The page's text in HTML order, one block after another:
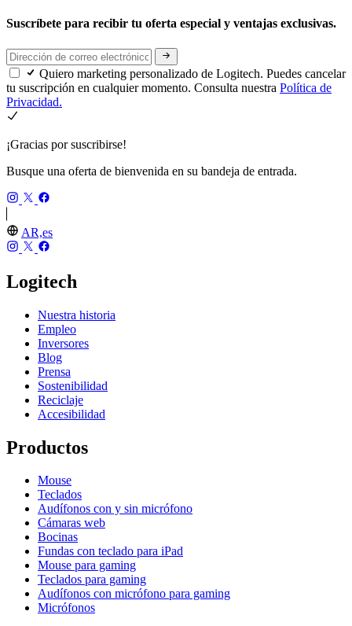
Suscríbete para recibir tu oferta especial y ventajas exclusivas.
Quiero marketing personalizado de Logitech. Puedes cancelar
tu suscripción en cualquier momento. Consulta nuestra Política de
Privacidad.
¡Gracias por suscribirse!
Busque una oferta de bienvenida en su bandeja de entrada.
AR,es
Logitech
Nuestra historia
Empleo
Inversores
Blog
Prensa
Sostenibilidad
Reciclaje
Accesibilidad
Productos
Mouse
Teclados
Audífonos con y sin micrófono
Cámaras web
Bocinas
Fundas con teclado para iPad
Mouse para gaming
Teclados para gaming
Audífonos con micrófono para gaming
Micrófonos